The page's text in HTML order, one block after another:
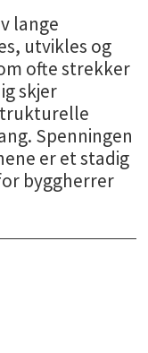
lange
utvikles og
ofte strekker
skjer
Spenningen
er et stadig
byggherrer